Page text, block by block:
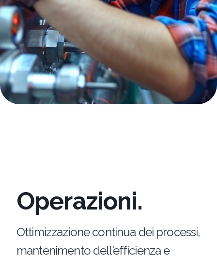
Operazioni.
Ottimizzazione continua dei processi,
mantenimento dell’efficienza e